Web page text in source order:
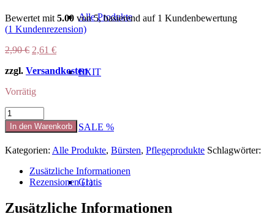
Alle Produkte
EXIT
SALE %
Gratis
Bewertet mit 5.00 von 5, basierend auf 1 Kundenbewertung
(1 Kundenrezension)
2,90€ Ursprünglicher
war:
2,61 €Aktueller
ist:
zzgl. Versandkosten
Vorrätig
Make-
Up
Brush/
Rosegold
Menge
In den Warenkorb
Kategorien: Alle Produkte, Bürsten, Pflegeprodukte Schlagwörter:
Zusätzliche Informationen
Rezensionen (1)
Zusätzliche Informationen